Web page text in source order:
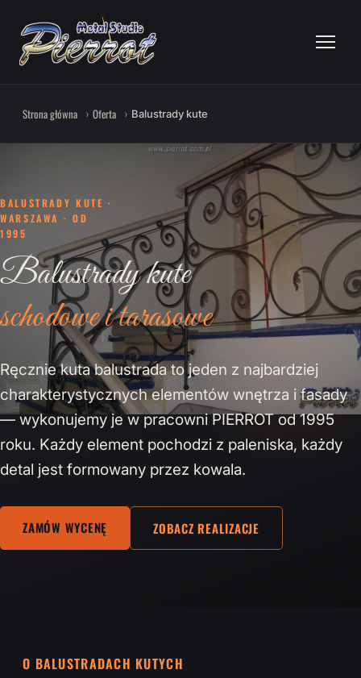
Strona główna Oferta Balustrady kute
BALUSTRADY KUTE ·
WARSZAWA · OD
1995
Balustrady kute
schodowe i tarasowe
Ręcznie kuta balustrada to jeden z najbardziej
charakterystycznych elementów wnętrza i fasady
— wykonujemy je w pracowni PIERROT od 1995
roku. Każdy element pochodzi z paleniska, każdy
detal jest formowany przez kowala.
ZAMÓW WYCENĘ ZOBACZ REALIZACJE
O BALUSTRADACH KUTYCH